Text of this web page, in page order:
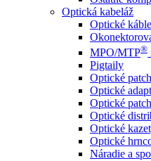
Optická kabeláž
Optické káble
MPO/MTP®
Pigtaily
Optické
Optické
Optické
Optické
Optické
Optické
Náradie a